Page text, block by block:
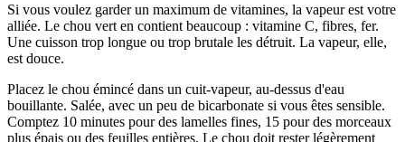
Si vous voulez garder un maximum de vitamines, la vapeur est votre
alliée. Le chou vert en contient beaucoup : vitamine C, fibres, fer.
Une cuisson trop longue ou trop brutale les détruit. La vapeur, elle,
est douce.
Placez le chou émincé dans un cuit-vapeur, au-dessus d'eau
bouillante. Salée, avec un peu de bicarbonate si vous êtes sensible.
Comptez 10 minutes pour des lamelles fines, 15 pour des morceaux
plus épais ou des feuilles entières. Le chou doit rester légèrement